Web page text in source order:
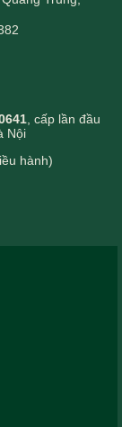
, cấp lần đầu
Nội
hành)